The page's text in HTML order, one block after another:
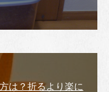
は？折るより楽に